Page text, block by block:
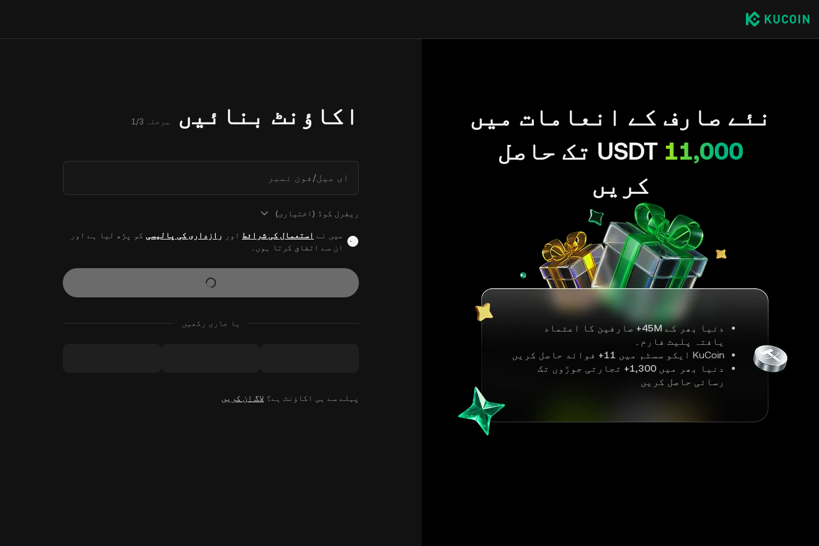
نئے صارف کے انعامات میں
11,000
USDT تک حاصل
کریں
دنیا بھر کے45M+ صارفین کا اعتماد
یافتہ پلیٹ فارم۔
KuCoin ایکو سسٹم میں
11+
فوائد حاصل کریں
دنیا بھر میں 1,300+
تجارتی جوڑوں تک
رسائی حاصل کریں
اکاؤنٹ بنائیں مرحلہ 1/3
ای میل/فون نمبر
ریفرل کوڈ (اختیاری)
میں نے استعمال کی شرائط اور رازداری کی پالیسی کو پڑھ لیا ہے اور
ان سے اتفاق کرتا ہوں۔
یا جاری رکھیں
پہلے سے ہی اکاؤنٹ ہے؟ لاگ ان کریں